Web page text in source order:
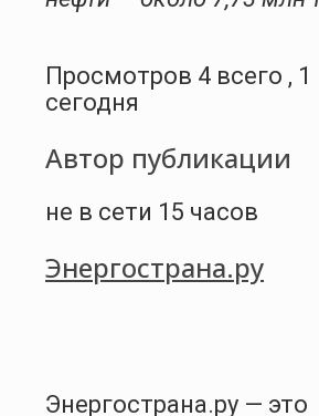
Просмотров 4 всего , 1
сегодня
Автор публикации
не в сети 15 часов
Энергострана.ру
Энергострана.ру — это